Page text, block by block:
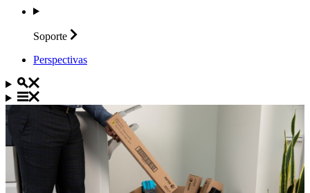
Soporte
Perspectivas